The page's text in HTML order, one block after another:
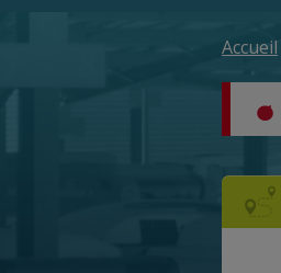
Accueil